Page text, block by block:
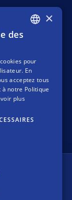
FRENCH
×
des
pour
En
acceptez tous
notre Politique
plus